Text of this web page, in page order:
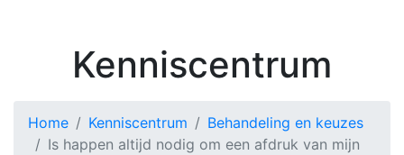
Kenniscentrum
Home Kenniscentrum
Behandeling en keuzes
Is happen altijd nodig om een afdruk van mijn